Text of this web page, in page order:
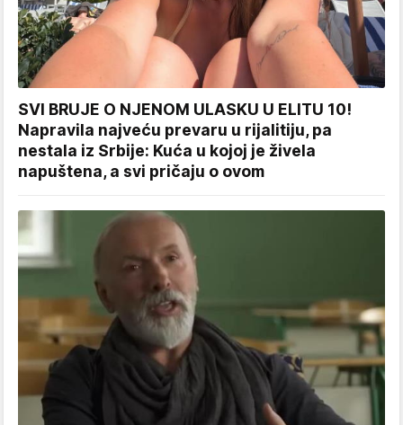
SVI BRUJE O NJENOM ULASKU U ELITU 10!
Napravila najveću prevaru u rijalitiju, pa
nestala iz Srbije: Kuća u kojoj je živela
napuštena, a svi pričaju o ovom